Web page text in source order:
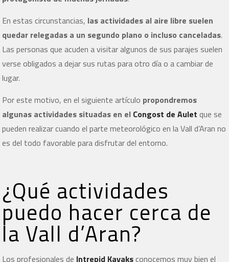
En estas circunstancias, las actividades al aire libre suelen
quedar relegadas a un segundo plano o incluso canceladas.
Las personas que acuden a visitar algunos de sus parajes suelen
verse obligados a dejar sus rutas para otro día o a cambiar de
lugar.
Por este motivo, en el siguiente artículo propondremos
algunas actividades situadas en el Congost de Aulet que se
pueden realizar cuando el parte meteorológico en la Vall d’Aran no
es del todo favorable para disfrutar del entorno.
¿Qué actividades
puedo hacer cerca de
la Vall d’Aran?
Los profesionales de Intrepid Kayaksconocemos muy bien el